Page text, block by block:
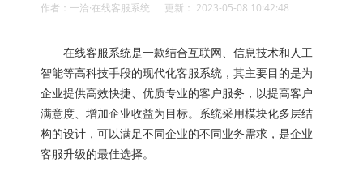
作者：一洽·在线客服系统 更新： 2023-05-08 10:42:48
在线客服系统是一款结合互联网、信息技术和人工
智能等高科技手段的现代化客服系统，其主要目的是为
企业提供高效快捷、优质专业的客户服务，以提高客户
满意度、增加企业收益为目标。系统采用模块化多层结
构的设计，可以满足不同企业的不同业务需求，是企业
客服升级的最佳选择。